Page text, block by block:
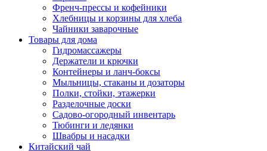
Френч-прессы и кофейники
Хлебницы и корзины для хлеба
Чайники заварочные
Товары для дома
Гидромассажеры
Держатели и крючки
Контейнеры и ланч-боксы
Мыльницы, стаканы и дозаторы
Полки, стойки, этажерки
Разделочные доски
Садово-огородный инвентарь
Тюбинги и ледянки
Швабры и насадки
Китайский чай